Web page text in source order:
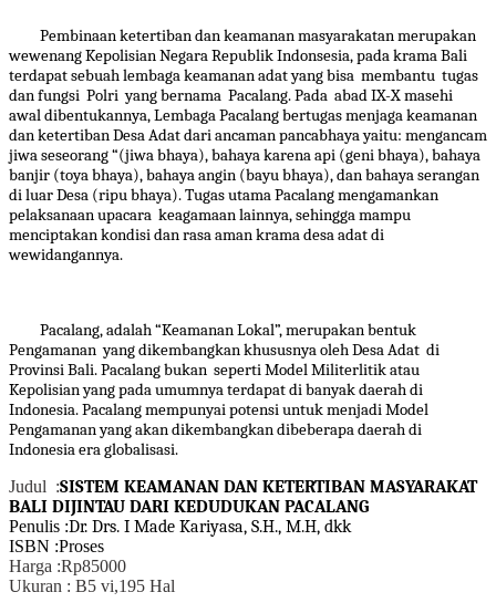
Pembinaan ketertiban dan keamanan masyarakatan merupakan
wewenang Kepolisian Negara Republik Indonsesia, pada krama Bali
terdapat sebuah lembaga keamanan adat yang bisa membantu tugas
dan fungsi Polri yang bernama Pacalang. Pada abad IX-X masehi
awal dibentukannya, Lembaga Pacalang bertugas menjaga keamanan
dan ketertiban Desa Adat dari ancaman pancabhaya yaitu: mengancam
jiwa seseorang “(jiwa bhaya), bahaya karena api (geni bhaya), bahaya
banjir (toya bhaya), bahaya angin (bayu bhaya), dan bahaya serangan
di luar Desa (ripu bhaya). Tugas utama Pacalang mengamankan
pelaksanaan upacara keagamaan lainnya, sehingga mampu
menciptakan kondisi dan rasa aman krama desa adat di
wewidangannya.
Pacalang, adalah “Keamanan Lokal”, merupakan bentuk
Pengamanan yang dikembangkan khususnya oleh Desa Adat di
Provinsi Bali. Pacalang bukan seperti Model Militerlitik atau
Kepolisian yang pada umumnya terdapat di banyak daerah di
Indonesia. Pacalang mempunyai potensi untuk menjadi Model
Pengamanan yang akan dikembangkan dibeberapa daerah di
Indonesia era globalisasi.
Judul :SISTEM KEAMANAN DAN KETERTIBAN MASYARAKAT
BALI DIJINTAU DARI KEDUDUKAN PACALANG
Penulis :Dr. Drs. I Made Kariyasa, S.H., M.H, dkk
ISBN :Proses
Harga :Rp85000
Ukuran : B5 vi,195 Hal